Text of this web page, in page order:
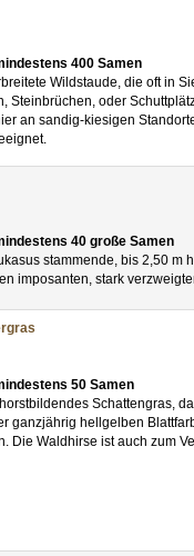
400 Samen
Wildstaude, die oft in
Steinbrüchen, oder
an sandig-kiesigen
40 große Samen
stammende, bis 2,50 m
imposanten, stark
50 Samen
Schattengras,
ganzjährig hellgelben
Die Waldhirse ist auch zum